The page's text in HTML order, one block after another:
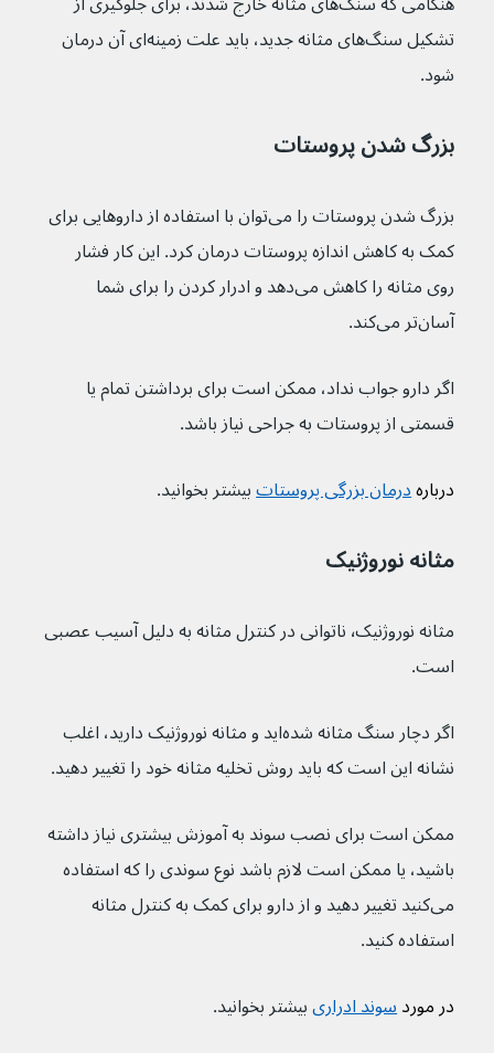
تشکیل سنگ‌های مثانه جدید، باید علت زمینه‌ای آن درمان
شود.
بزرگ شدن پروستات
بزرگ شدن پروستات را می‌توان با استفاده از داروهایی برای
کمک به کاهش اندازه پروستات درمان کرد. این کار فشار
روی مثانه را کاهش می‌دهد و ادرار کردن را برای شما
آسان‌تر می‌کند.
اگر دارو جواب نداد، ممکن است برای برداشتن تمام یا
قسمتی از پروستات به جراحی نیاز باشد.
درباره درمان بزرگی پروستاتبیشتر بخوانید.
مثانه نوروژنیک
مثانه نوروژنیک٬ ناتوانی در کنترل مثانه به دلیل آسیب عصبی
است.
اگر دچار سنگ مثانه شده‌اید و مثانه نوروژنیک دارید، اغلب
نشانه این است که باید روش تخلیه مثانه خود را تغییر دهید.
ممکن است برای نصب سوند به آموزش بیشتری نیاز داشته
باشید، یا ممکن است لازم باشد نوع سوندی را که استفاده
می‌کنید تغییر دهید و از دارو برای کمک به کنترل مثانه
استفاده کنید.
در مورد سوند ادراریبیشتر بخوانید.